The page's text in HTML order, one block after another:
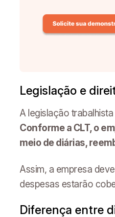
Legislação e
A legislação
Conforme a CLT, o
meio de diárias,
Assim, a empresa
despesas estarão
Diferença entre